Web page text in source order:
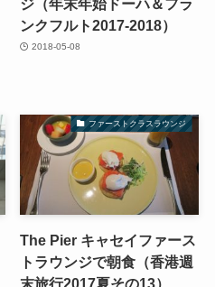
ジ（年末年始ドーハ＆フラ
ンクフルト2017-2018）
2018-05-08
ファーストクラスラウンジ
The Pier キャセイファース
トラウンジで朝食（香港週
末旅行2017夏その13）